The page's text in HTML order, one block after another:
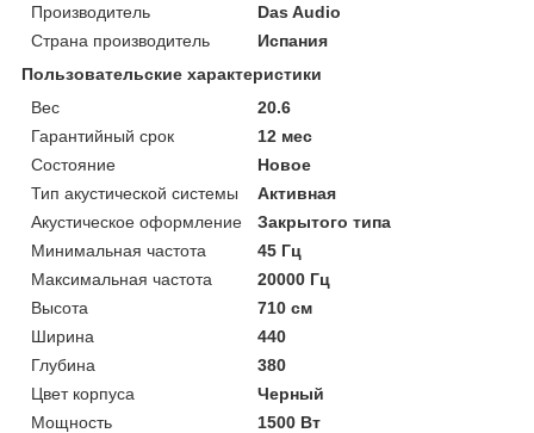
Производитель
Das Audio
Страна производитель
Испания
Пользовательские характеристики
Вес
20.6
Гарантийный срок
12 мес
Состояние
Новое
Тип акустической системы
Активная
Акустическое оформление
Закрытого типа
Минимальная частота
45 Гц
Максимальная частота
20000 Гц
Высота
710 см
Ширина
440
Глубина
380
Цвет корпуса
Черный
Мощность
1500 Вт